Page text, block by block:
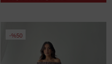
%50